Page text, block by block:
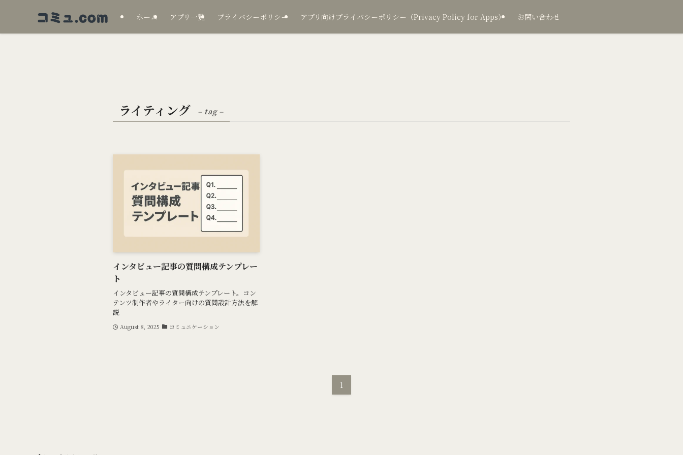
ホーム アプリ一覧 プライバシーポリシー アプリ向けプライバシーポリシー（Privacy Policy for Apps） お問い合わせ
ライティング – tag –
インタビュー記事の質問構成テンプレー
ト
インタビュー記事の質問構成テンプレート。コン
テンツ制作者やライター向けの質問設計方法を解
説
August 8, 2025 コミュニケーション
1